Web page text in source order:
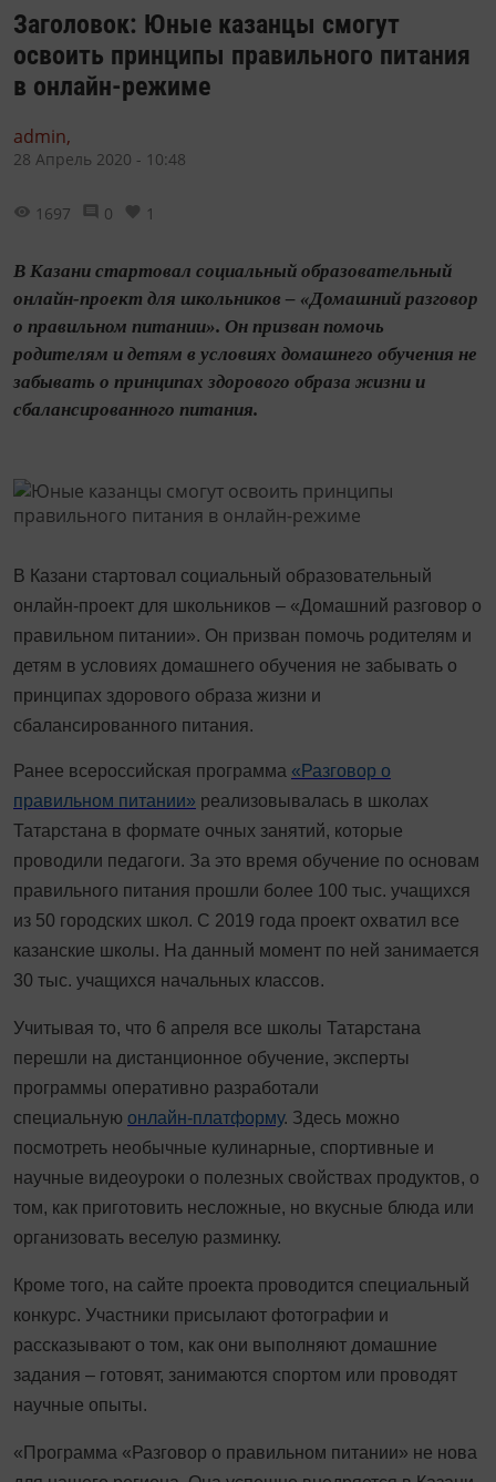
Заголовок: Юные казанцы смогут
освоить принципы правильного питания
в онлайн-режиме
admin,
28 Апрель 2020 - 10:48
1697 0 1
В Казани стартовал социальный образовательный
онлайн-проект для школьников – «Домашний разговор
о правильном питании». Он призван помочь
родителям и детям в условиях домашнего обучения не
забывать о принципах здорового образа жизни и
сбалансированного питания.
В Казани стартовал социальный образовательный
онлайн-проект для школьников – «Домашний разговор о
правильном питании». Он призван помочь родителям и
детям в условиях домашнего обучения не забывать о
принципах здорового образа жизни и
сбалансированного питания.
Ранее всероссийская программа «Разговор о
правильном питании» реализовывалась в школах
Татарстана в формате очных занятий, которые
проводили педагоги. За это время обучение по основам
правильного питания прошли более 100 тыс. учащихся
из 50 городских школ. С 2019 года проект охватил все
казанские школы. На данный момент по ней занимается
30 тыс. учащихся начальных классов.
Учитывая то, что 6 апреля все школы Татарстана
перешли на дистанционное обучение, эксперты
программы оперативно разработали
специальную онлайн-платформу. Здесь можно
посмотреть необычные кулинарные, спортивные и
научные видеоуроки о полезных свойствах продуктов, о
том, как приготовить несложные, но вкусные блюда или
организовать веселую разминку.
Кроме того, на сайте проекта проводится специальный
конкурс. Участники присылают фотографии и
рассказывают о том, как они выполняют домашние
задания – готовят, занимаются спортом или проводят
научные опыты.
«Программа «Разговор о правильном питании» не нова